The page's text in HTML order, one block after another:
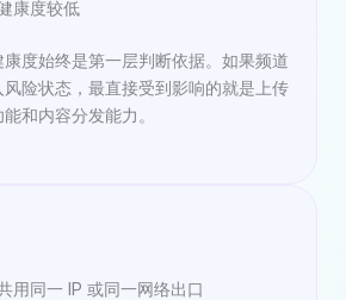
康度较低
度始终是第一层判断依据。如果频道
险状态，最直接受到影响的就是上传
和内容分发能力。
用同一 IP 或同一网络出口